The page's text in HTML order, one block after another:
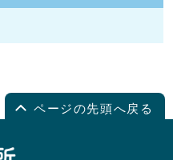
ページの先頭へ戻る